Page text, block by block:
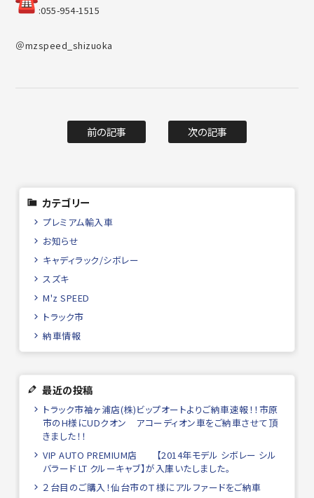
︎:055-954-1515
＠mzspeed_shizuoka
前の記事 次の記事
カテゴリー
プレミアム輸入車
お知らせ
キャディラック/シボレー
スズキ
M'z SPEED
トラック市
納車情報
最近の投稿
トラック市袖ヶ浦店(株)ビップオートよりご納車速報！！市原
市のH様にUDクオン アコーディオン車をご納車させて頂
きました！！
VIP AUTO PREMIUM店 【2014年モデル シボレー シル
バラード LT クルーキャブ】が入庫いたしました。
２台目のご購入！仙台市のＴ様にアルファードをご納車